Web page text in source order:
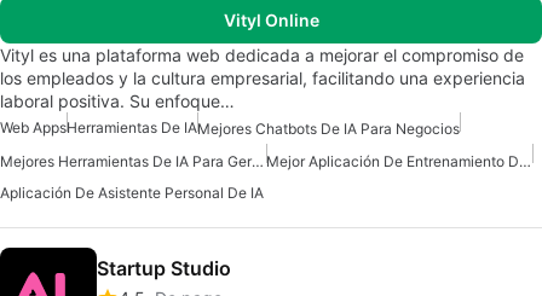
Vityl Online
Vityl es una plataforma web dedicada a mejorar el compromiso de
los empleados y la cultura empresarial, facilitando una experiencia
laboral positiva. Su enfoque…
Web AppsHerramientas De IAMejores Chatbots De IA Para Negocios
Mejores Herramientas De IA Para Gerentes De Producto
Mejor Aplicación De Entrenamiento De IA
Aplicación De Asistente Personal De IA
Startup Studio